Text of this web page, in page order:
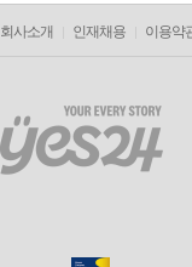
회사소개 인재채용 이용약